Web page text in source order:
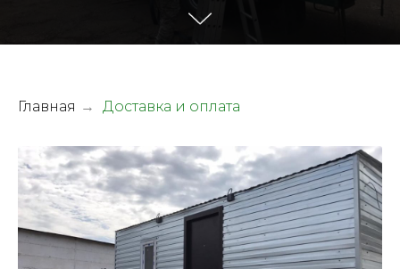
Главная → Доставка и оплата